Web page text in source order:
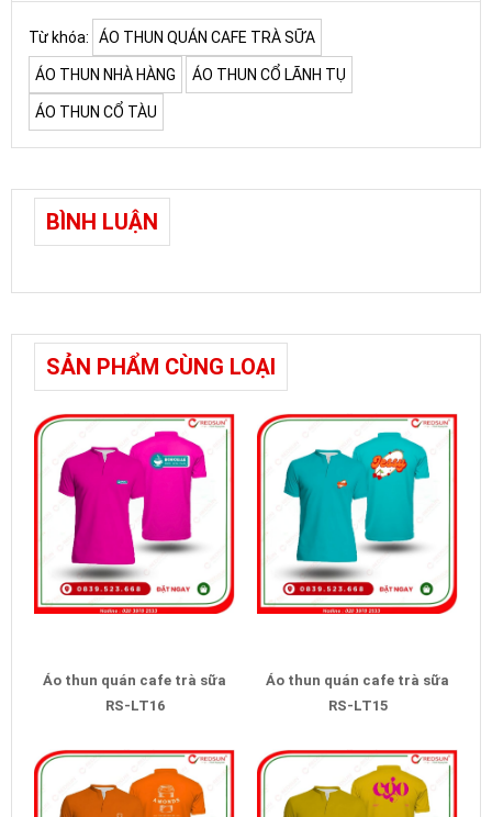
Từ khóa: ÁO THUN QUÁN CAFE TRÀ SỮA
ÁO THUN NHÀ HÀNG ÁO THUN CỔ LÃNH TỤ
ÁO THUN CỔ TÀU
BÌNH LUẬN
SẢN PHẨM CÙNG LOẠI
Áo thun quán cafe trà sữa
RS-LT16
Áo thun quán cafe trà sữa
RS-LT15